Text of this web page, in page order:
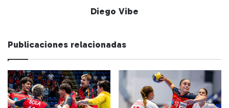
Diego Vibe
Publicaciones relacionadas